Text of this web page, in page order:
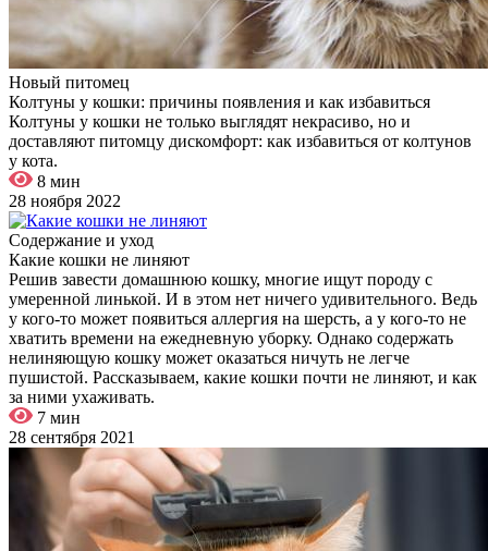
Новый питомец
Колтуны у кошки: причины появления и как избавиться
Колтуны у кошки не только выглядят некрасиво, но и
доставляют питомцу дискомфорт: как избавиться от колтунов
у кота.
8 мин
28 ноября 2022
Содержание и уход
Какие кошки не линяют
Решив завести домашнюю кошку, многие ищут породу с
умеренной линькой. И в этом нет ничего удивительного. Ведь
у кого-то может появиться аллергия на шерсть, а у кого-то не
хватить времени на ежедневную уборку. Однако содержать
нелиняющую кошку может оказаться ничуть не легче
пушистой. Рассказываем, какие кошки почти не линяют, и как
за ними ухаживать.
7 мин
28 сентября 2021